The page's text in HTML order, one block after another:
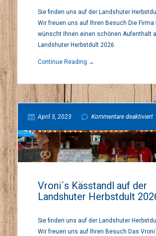
Sie finden uns auf der Landshuter
Wir freuen uns auf Ihren Besuch Die Firma
wünscht Ihnen einen schönen Aufenthalt
Landshuter Herbstdult 2026
Continue Reading →
April 5, 2023 Kommentare deaktiviertfür
Vroni´s Kässtandl auf der
Landshuter Herbstdult
Sie finden uns auf der Landshuter
Wir freuen uns auf Ihren Besuch Das